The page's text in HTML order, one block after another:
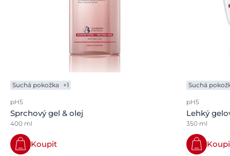
Suchá pokožka +1
pH5
Sprchový gel & olej
400 ml
Koupit
Suchá
pH5
Lehký
350 ml